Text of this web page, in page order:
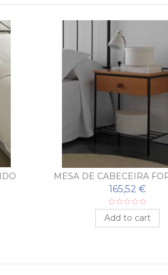
MESA DE CABECEIRA
BASIC
165,52 €
Add to cart